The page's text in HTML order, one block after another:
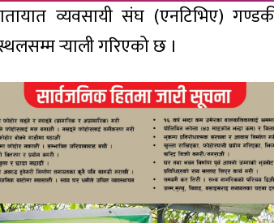
व्यवसायी संघ (एनटिभिए)
र्‍याली गरिएको छ ।